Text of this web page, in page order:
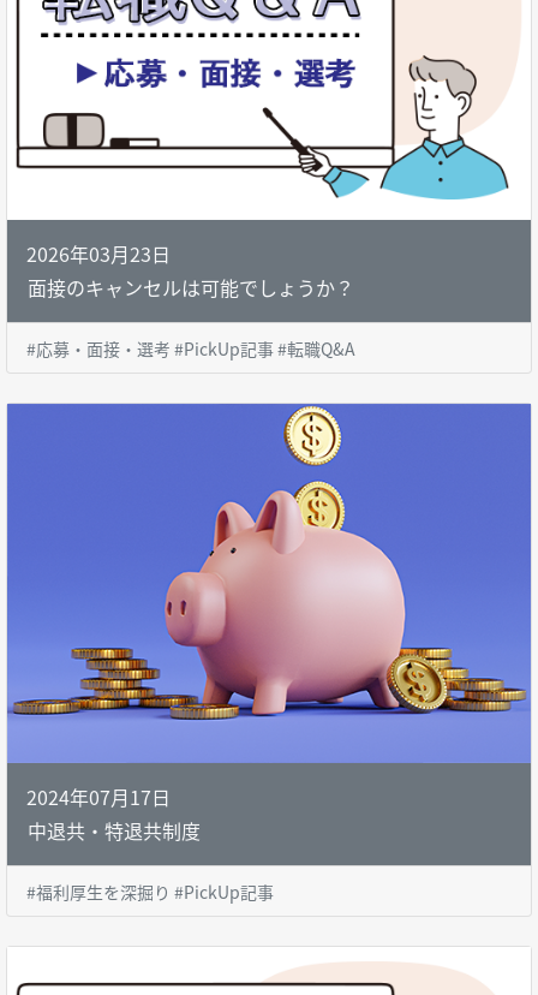
2026年03月23日
面接のキャンセルは可能でしょうか？
#応募・面接・選考 #PickUp記事 #転職Q&A
2024年07月17日
中退共・特退共制度
#福利厚生を深掘り #PickUp記事